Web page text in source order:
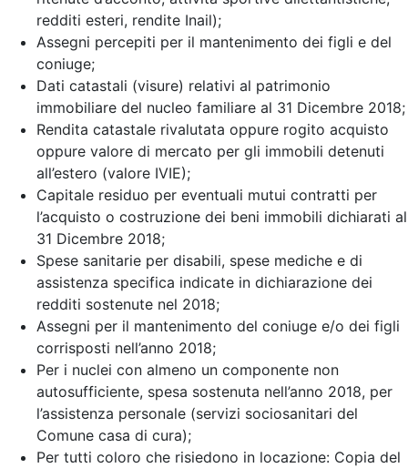
redditi esteri, rendite Inail);
Assegni percepiti per il mantenimento dei figli e del
coniuge;
Dati catastali (visure) relativi al patrimonio
immobiliare del nucleo familiare al 31 Dicembre 2018;
Rendita catastale rivalutata oppure rogito acquisto
oppure valore di mercato per gli immobili detenuti
all’estero (valore IVIE);
Capitale residuo per eventuali mutui contratti per
l’acquisto o costruzione dei beni immobili dichiarati al
31 Dicembre 2018;
Spese sanitarie per disabili, spese mediche e di
assistenza specifica indicate in dichiarazione dei
redditi sostenute nel 2018;
Assegni per il mantenimento del coniuge e/o dei figli
corrisposti nell’anno 2018;
Per i nuclei con almeno un componente non
autosufficiente, spesa sostenuta nell’anno 2018, per
l’assistenza personale (servizi sociosanitari del
Comune casa di cura);
Per tutti coloro che risiedono in locazione: Copia del